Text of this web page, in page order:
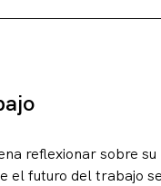
reflexionar sobre su
el futuro del trabajo se